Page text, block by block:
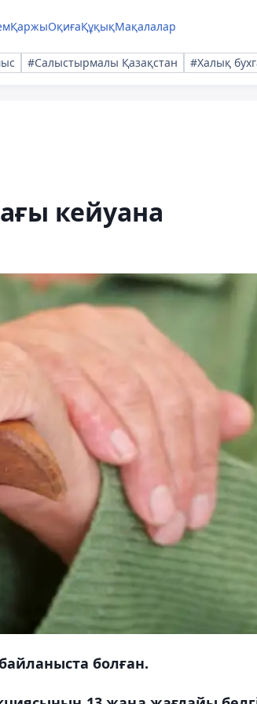
ҚаржыОқиғаҚұқықМақалалар
#Салыстырмалы Қазақстан #Халық
кейуана
болған.